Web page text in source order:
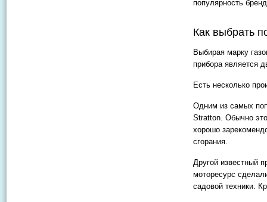
популярность
Как выбрать
Выбирая марку
прибора является
Есть несколько
Одним из самых
Stratton. Обычно
хорошо
сгорания.
Другой известный
моторесурс
садовой техники.